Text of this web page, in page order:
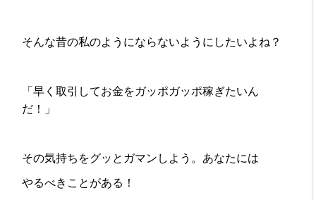
そんな昔の私のようにならないようにしたいよね？
「早く取引してお金をガッポガッポ稼ぎたいん
だ！」
その気持ちをグッとガマンしよう。あなたには
やるべきことがある！